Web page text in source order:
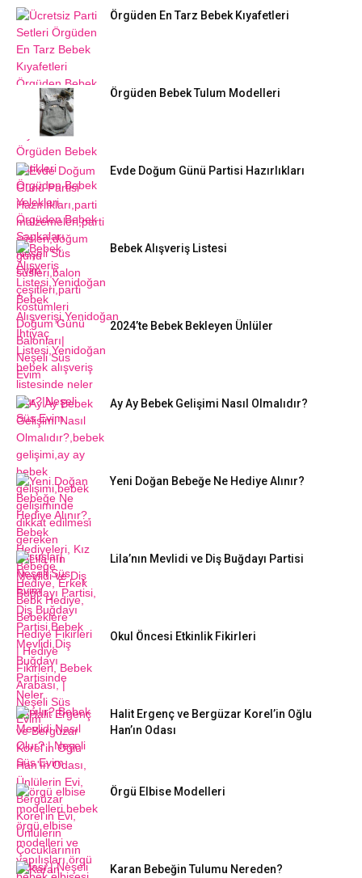
Örgüden En Tarz Bebek Kıyafetleri
Örgüden Bebek Tulum Modelleri
Evde Doğum Günü Partisi Hazırlıkları
Bebek Alışveriş Listesi
2024’te Bebek Bekleyen Ünlüler
Ay Ay Bebek Gelişimi Nasıl Olmalıdır?
Yeni Doğan Bebeğe Ne Hediye Alınır?
Lila’nın Mevlidi ve Diş Buğdayı Partisi
Okul Öncesi Etkinlik Fikirleri
Halit Ergenç ve Bergüzar Korel’in Oğlu
Han’ın Odası
Örgü Elbise Modelleri
Karan Bebeğin Tulumu Nereden?